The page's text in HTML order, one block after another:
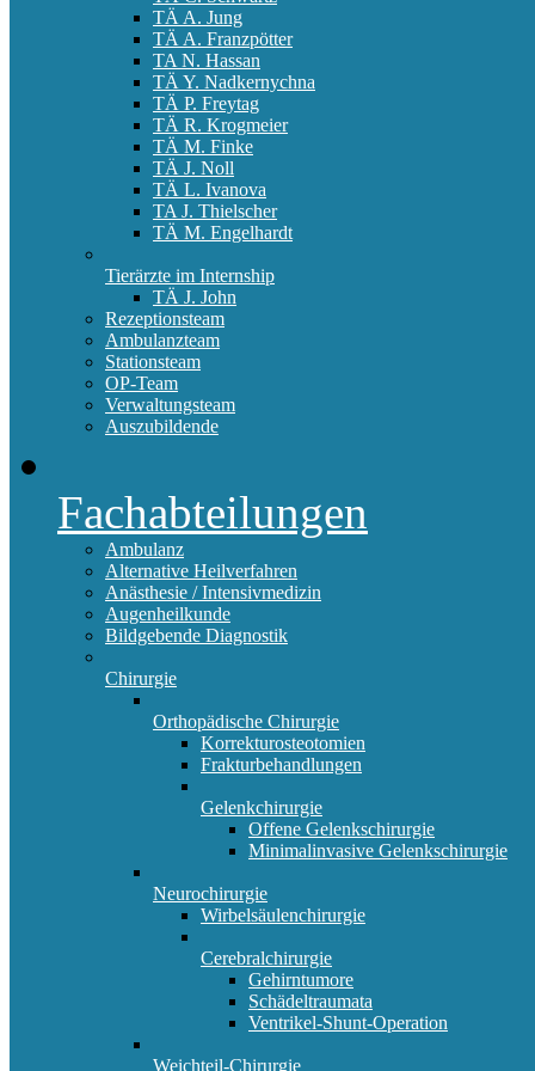
TÄ A. Jung
TÄ A. Franzpötter
TA N. Hassan
TÄ Y. Nadkernychna
TÄ P. Freytag
TÄ R. Krogmeier
TÄ M. Finke
TÄ J. Noll
TÄ L. Ivanova
TA J. Thielscher
TÄ M. Engelhardt
Tierärzte im Internship
TÄ J. John
Rezeptionsteam
Ambulanzteam
Stationsteam
OP-Team
Verwaltungsteam
Auszubildende
Fachabteilungen
Ambulanz
Alternative Heilverfahren
Anästhesie / Intensivmedizin
Augenheilkunde
Bildgebende Diagnostik
Chirurgie
Orthopädische Chirurgie
Korrekturosteotomien
Frakturbehandlungen
Gelenkchirurgie
Offene Gelenkschirurgie
Minimalinvasive Gelenkschirurgie
Neurochirurgie
Wirbelsäulenchirurgie
Cerebralchirurgie
Gehirntumore
Schädeltraumata
Ventrikel-Shunt-Operation
Weichteil-Chirurgie